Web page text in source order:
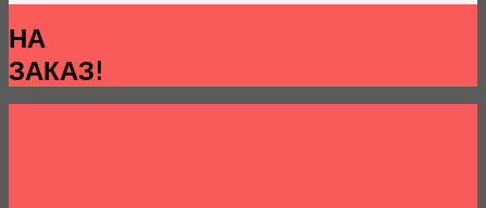
НА
ЗАКАЗ!